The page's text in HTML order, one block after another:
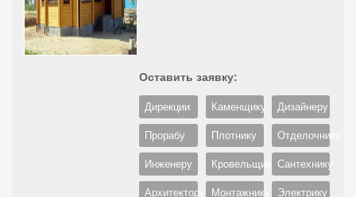
Оставить заявку:
Дирекции
Прорабу
Инженеру
Архитектору
Каменщику
Плотнику
Кровельщику
Монтажнику
Дизайнеру
Отделочнику
Сантехнику
Электрику